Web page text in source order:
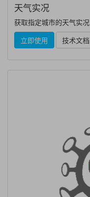
天气实况
获取指定城市的天气实况
立即使用
技术文档